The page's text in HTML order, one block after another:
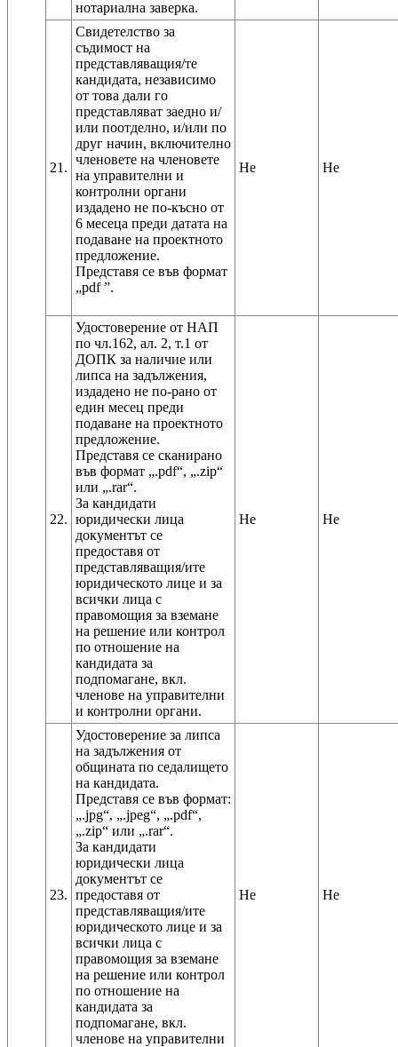
21.
Свидетелство за
съдимост на
представляващия/те
кандидата, независимо
от това дали го
представляват заедно и/
или поотделно, и/или по
друг начин, включително
членовете на членовете
на управителни и
контролни органи
издадено не по-късно от
6 месеца преди датата на
подаване на проектното
предложение.
Представя се във формат
„pdf ”.
Не Не
22.
Удостоверение от НАП
по чл.162, ал. 2, т.1 от
ДОПК за наличие или
липса на задължения,
издадено не по-рано от
един месец преди
подаване на проектното
предложение.
Представя се сканирано
във формат „.pdf“, „.zip“
или „.rar“.
За кандидати
юридически лица
документът се
предоставя от
представляващия/ите
юридическото лице и за
всички лица с
правомощия за вземане
на решение или контрол
по отношение на
кандидата за
подпомагане, вкл.
членове на управителни
Не Не
23.
Удостоверение за липса
на задължения от
общината по седалището
на кандидата.
Представя се във формат:
„.jpg“, „.jpeg“, „.pdf“,
„.zip“ или „.rar“.
За кандидати
юридически лица
документът се
предоставя от
представляващия/ите
юридическото лице и за
всички лица с
правомощия за вземане
на решение или контрол
по отношение на
кандидата за
подпомагане, вкл.
членове на управителни
Не Не